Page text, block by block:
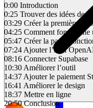
0:00 Introduction
0:25 Trouver des idées de
03:29 Créer la première
04:25 Comment fonctionne
05:47 Créer la partie
07:24 Ajouter l’API
08:16 Connecter Supabase
10:30 Améliorer l’outil
14:37 Ajouter le paiement
16:41 Améliorer le design
18:37 Mettre en ligne
20:50 Conclusion